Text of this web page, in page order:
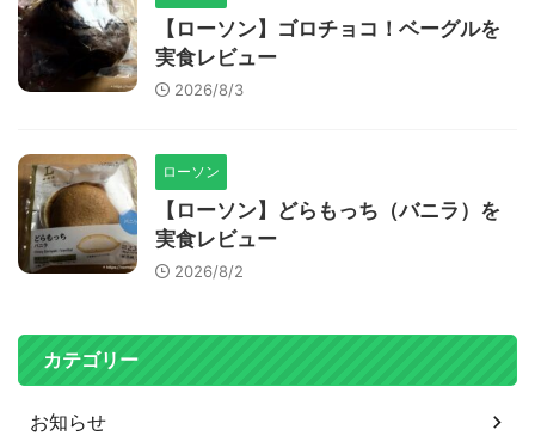
【ローソン】ゴロチョコ！ベーグルを
実食レビュー
2026/8/3
ローソン
【ローソン】どらもっち（バニラ）を
実食レビュー
2026/8/2
カテゴリー
お知らせ